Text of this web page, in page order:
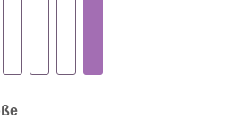
auswählen